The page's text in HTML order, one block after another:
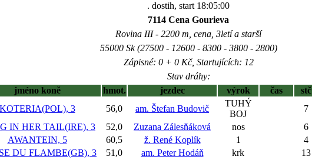
. dostih, start 18:05:00
7114 Cena Gourieva
Rovina III - 2200 m, cena, 3letí a starší
55000 Sk (27500 - 12600 - 8300 - 3800 - 2800)
Zápisné: 0 + 0 Kč, Startujících: 12
Stav dráhy:
jméno koně hmot. jezdec výrok čas stč
KOTERIA(POL), 3 56,0 am. Štefan Budovič
TUHÝ
BOJ
7
IN HER TAIL(IRE), 3 52,0 Zuzana Zálesňáková nos 6
AWANTEIN, 5 60,5 ž. René Koplík 1 4
DU FLAMBE(GB), 3 51,0 am. Peter Hodáň krk 13